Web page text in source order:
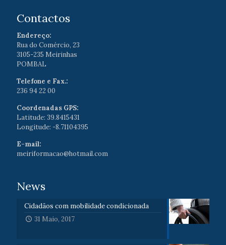
Contactos
Endereço:
Rua do Comércio, 23
3105-235 Meirinhas
POMBAL
Telefone e Fax.:
236 94 22 00
Coordenadas GPS:
Latitude: 39.8415431
Longitude: -8.71104395
E-mail:
meiriformacao@hotmail.com
News
Cidadãos com mobilidade condicionada
31 Maio, 2017